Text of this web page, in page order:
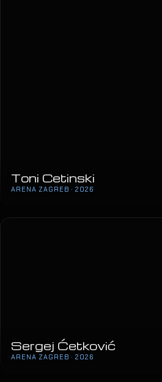
Toni Cetinski
ARENA ZAGREB · 2026
Sergej Ćetković
ARENA ZAGREB · 2026